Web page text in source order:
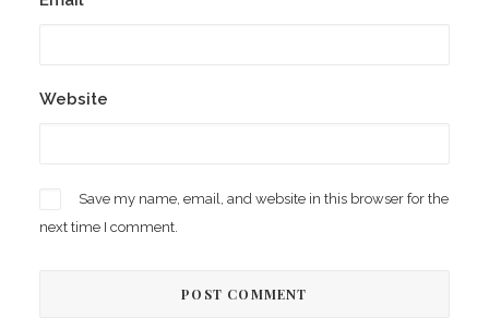
Website
Save my name, email, and website in this browser for the
next time I comment.